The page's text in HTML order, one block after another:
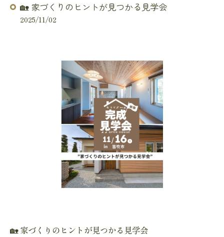
🏡 家づくりのヒントが見つかる見学会
2025/11/02
🏡 家づくりのヒントが見つかる見学会